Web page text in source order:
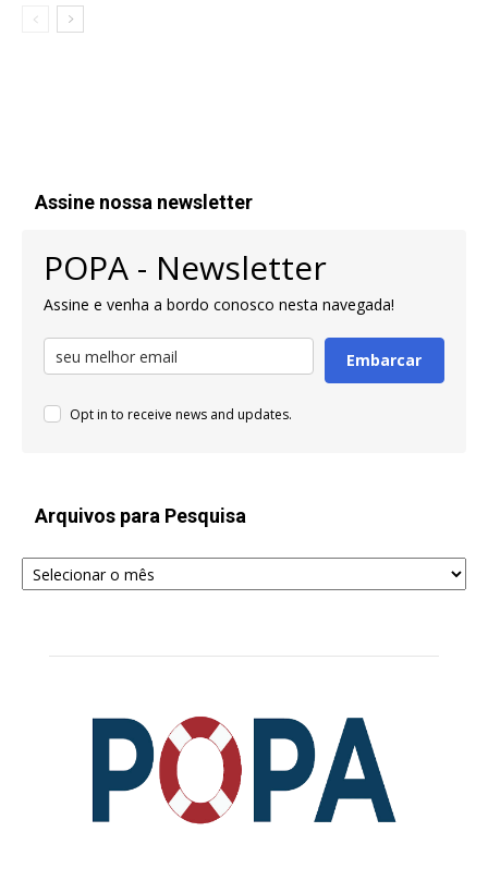
Assine nossa newsletter
POPA - Newsletter
Assine e venha a bordo conosco nesta navegada!
Embarcar
Opt in to receive news and updates.
Arquivos para Pesquisa
Arquivos
para